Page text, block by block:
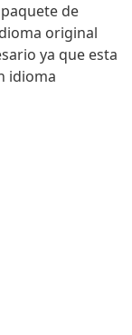
de
original
ya que esta
idioma